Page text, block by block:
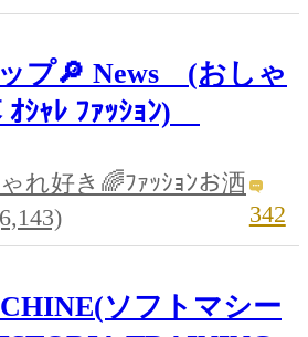
プ🔎 News (おしゃ
ｼｬﾚ ﾌｧｯｼｮﾝ)
れ好き🌈ﾌｧｯｼｮﾝお洒
342
ソフトマシー